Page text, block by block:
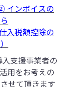
ンボイスの
入税額控除の
支援事業者の
用をお考えの
せて頂きます